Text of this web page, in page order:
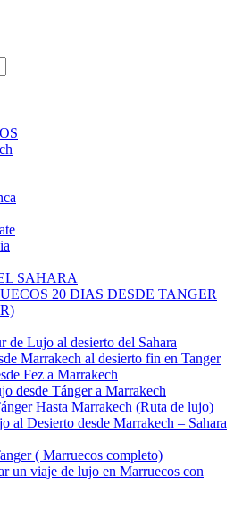
SAHARA
20 DIAS DESDE TANGER
de Lujo al desierto del Sahara
Marrakech al desierto fin en Tanger
Fez a Marrakech
desde Tánger a Marrakech
Hasta Marrakech (Ruta de lujo)
al Desierto desde Marrakech – Sahara
( Marruecos completo)
un viaje de lujo en Marruecos con